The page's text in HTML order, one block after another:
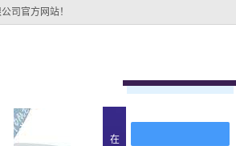
司官方网站！
关于大富豪官方下载地
在